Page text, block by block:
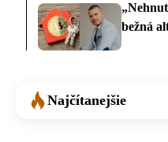
bežná
Najčítanejšie